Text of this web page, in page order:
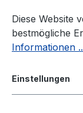
Zum Hauptinhalt
Diese Website
bestmögliche
Informationen
Einstellungen